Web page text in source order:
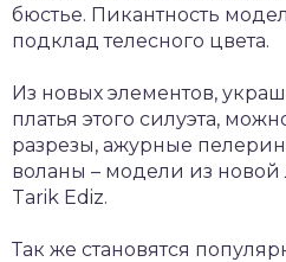
бюстье. Пикантность
подклад телесного цвета.
Из новых элементов,
платья этого силуэта,
разрезы, ажурные
воланы – модели из
Tarik Ediz.
Так же становятся